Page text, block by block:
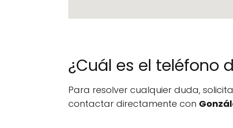
¿Cuál es el teléfono
Para resolver cualquier duda,
contactar directamente con